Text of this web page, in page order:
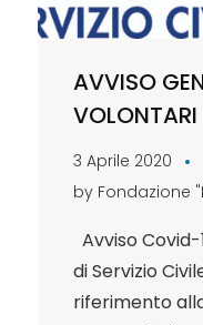
AVVISO
VOLONTARI
3 Aprile 2020
by Fondazione
Avviso
di Servizio
riferimento